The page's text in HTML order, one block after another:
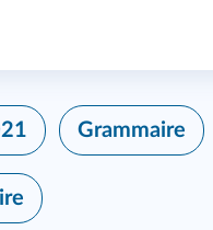
Grammaire